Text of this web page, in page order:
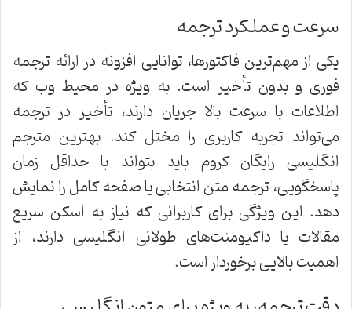
سرعت و عملکرد ترجمه
یکی از مهم‌ترین فاکتورها، توانایی افزونه در ارائه ترجمه
فوری و بدون تأخیر است. به ویژه در محیط وب که
اطلاعات با سرعت بالا جریان دارند، تأخیر در ترجمه
می‌تواند تجربه کاربری را مختل کند. بهترین مترجم
انگلیسی رایگان کروم باید بتواند با حداقل زمان
پاسخگویی، ترجمه متن انتخابی یا صفحه کامل را نمایش
دهد. این ویژگی برای کاربرانی که نیاز به اسکن سریع
مقالات یا داکیومنت‌های طولانی انگلیسی دارند، از
اهمیت بالایی برخوردار است.